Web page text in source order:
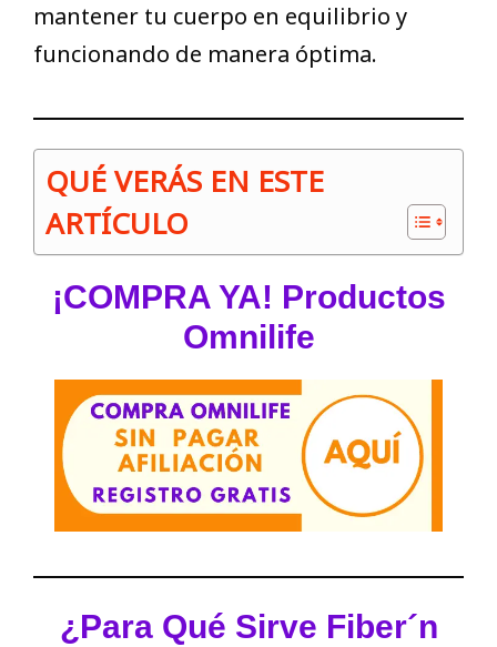
mantener tu cuerpo en equilibrio y
funcionando de manera óptima.
QUÉ VERÁS EN ESTE
ARTÍCULO
¡COMPRA YA! Productos
Omnilife
¿Para Qué Sirve Fiber´n